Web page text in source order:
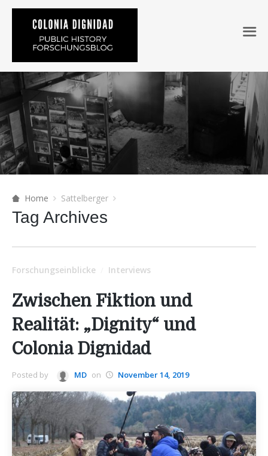
Home Sattelberger
Tag Archives
Forschungseinblicke Interviews
Zwischen Fiktion und
Realität: „Dignity“ und
Colonia Dignidad
Posted by MD on November 14, 2019